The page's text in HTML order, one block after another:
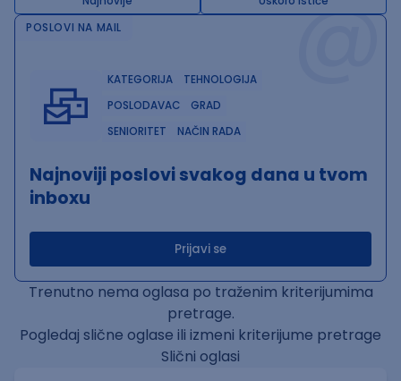
@
POSLOVI NA MAIL
KATEGORIJA
TEHNOLOGIJA
POSLODAVAC
GRAD
SENIORITET
NAČIN RADA
Najnoviji poslovi svakog dana u tvom
inboxu
Prijavi se
Trenutno nema oglasa po traženim kriterijumima
pretrage.
Pogledaj slične oglase ili izmeni kriterijume pretrage
Slični oglasi